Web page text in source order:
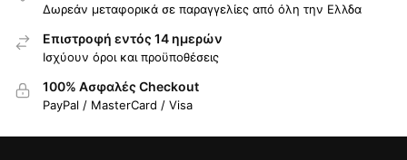
Δωρεάν μεταφορικά σε παραγγελίες από όλη την Ελλδα
Επιστροφή εντός 14 ημερών
Ισχύουν όροι και προϋποθέσεις
100% Ασφαλές Checkout
PayPal / MasterCard / Visa